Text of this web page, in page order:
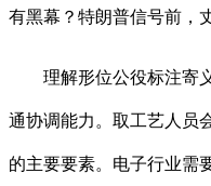
有黑幕？特朗普信号前，
理解形位公役标注寄义
通协调能力。取工艺人员
的主要要素。电子行业需